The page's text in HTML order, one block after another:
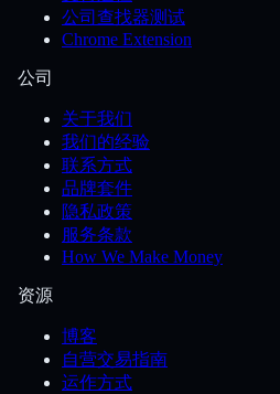
公司查找器测试
Chrome Extension
公司
关于我们
我们的经验
联系方式
品牌套件
隐私政策
服务条款
How We Make Money
资源
博客
自营交易指南
运作方式